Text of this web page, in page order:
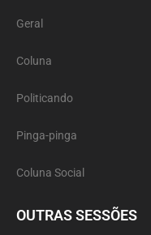
Geral
Coluna
Politicando
Pinga-pinga
Coluna Social
OUTRAS SESSÕES